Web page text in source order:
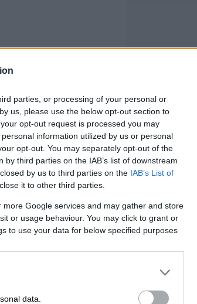
parties, or processing of your personal or
us, please use the below opt-out section to
opt-out request is processed you may
information utilized by us or personal
opt-out. You may separately opt-out of the
third parties on the IAB’s list of downstream
by us to third parties on the IAB’s List of
it to other third parties.
Google services and may gather and store
or usage behaviour. You may click to grant or
to use your data for below specified purposes
data.